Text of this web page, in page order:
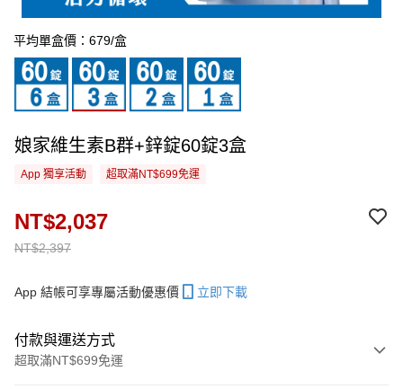
平均單盒價：679/盒
娘家維生素B群+鋅錠60錠3盒
App 獨享活動 超取滿NT$699免運
NT$2,397
NT$2,037
App 結帳可享專屬活動優惠價 立即下載
付款與運送方式
超取滿NT$699免運